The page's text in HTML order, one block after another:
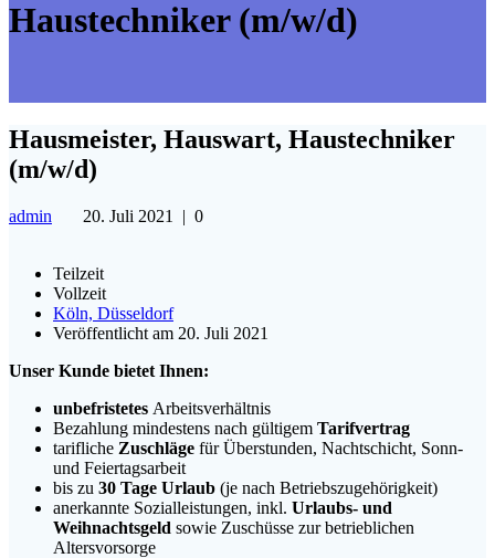
Haustechniker (m/w/d)
Hausmeister, Hauswart, Haustechniker
(m/w/d)
admin 20. Juli 2021 | 0
Teilzeit
Vollzeit
Köln, Düsseldorf
Veröffentlicht am 20. Juli 2021
Unser Kunde bietet Ihnen:
unbefristetes Arbeitsverhältnis
Bezahlung mindestens nach gültigem Tarifvertrag
tarifliche Zuschläge für Überstunden, Nachtschicht, Sonn-
und Feiertagsarbeit
bis zu 30 Tage Urlaub (je nach Betriebszugehörigkeit)
anerkannte Sozialleistungen, inkl. Urlaubs- und
Weihnachtsgeld sowie Zuschüsse zur betrieblichen
Altersvorsorge